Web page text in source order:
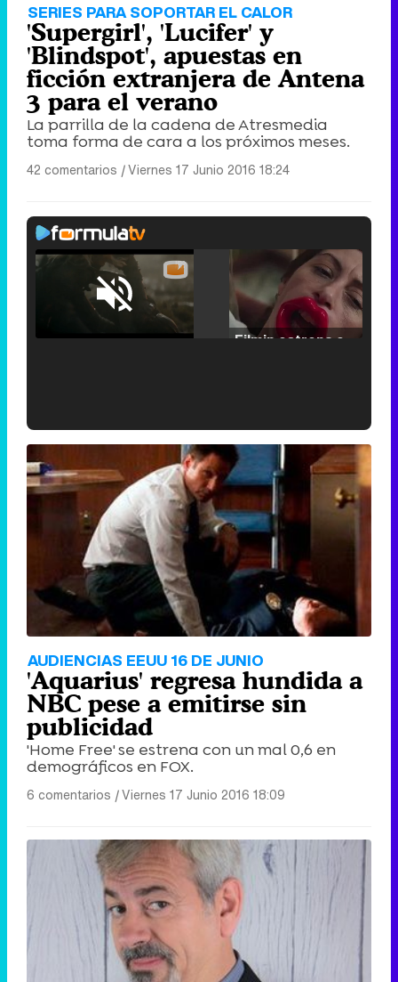
SERIES PARA SOPORTAR EL CALOR
'Supergirl', 'Lucifer' y
'Blindspot', apuestas en
ficción extranjera de Antena
3 para el verano
La parrilla de la cadena de Atresmedia
toma forma de cara a los próximos meses.
42 comentarios |Viernes 17 Junio 2016 18:24
Unmute /
Loaded:
'120 Minutos' celebra sus 2.000 programas en Telemadrid con un vídeo del día a día en la redacción
Tráiler de '33 días', la nueva serie de Atresplayer con Julián Villagrán y José Manuel Poga
Canción ganadora de Eurovisión 2026: DARA con "Bangaranga" por Bulgaria
AUDIENCIAS EEUU 16 DE JUNIO
'Aquarius' regresa hundida a
NBC pese a emitirse sin
publicidad
'Home Free' se estrena con un mal 0,6 en
demográficos en FOX.
6 comentarios |Viernes 17 Junio 2016 18:09